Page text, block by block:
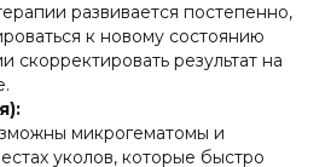
развивается постепенно,
к новому состоянию
результат на
микрогематомы и
уколов, которые быстро